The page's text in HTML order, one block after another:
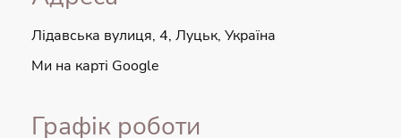
Лідавська вулиця, 4, Луцьк, Україна
Ми на карті Google
Графік роботи